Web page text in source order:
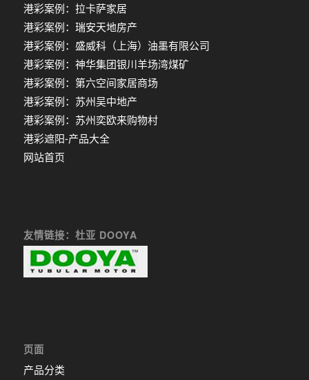
港彩案例：拉卡萨家居
港彩案例：瑞安天地房产
港彩案例：盛威科（上海）油墨有限公司
港彩案例：神华集团银川羊场湾煤矿
港彩案例：第六空间家居商场
港彩案例：苏州吴中地产
港彩案例：苏州奕欧来购物村
港彩遮阳-产品大全
网站首页
友情链接：杜亚 DOOYA
页面
产品分类